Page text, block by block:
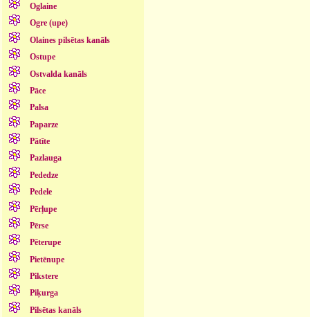
Oglaine
Ogre (upe)
Olaines pilsētas kanāls
Ostupe
Ostvalda kanāls
Pāce
Palsa
Paparze
Pātīte
Pazlauga
Pededze
Pedele
Pērļupe
Pērse
Pēterupe
Pietēnupe
Pikstere
Piķurga
Pilsētas kanāls